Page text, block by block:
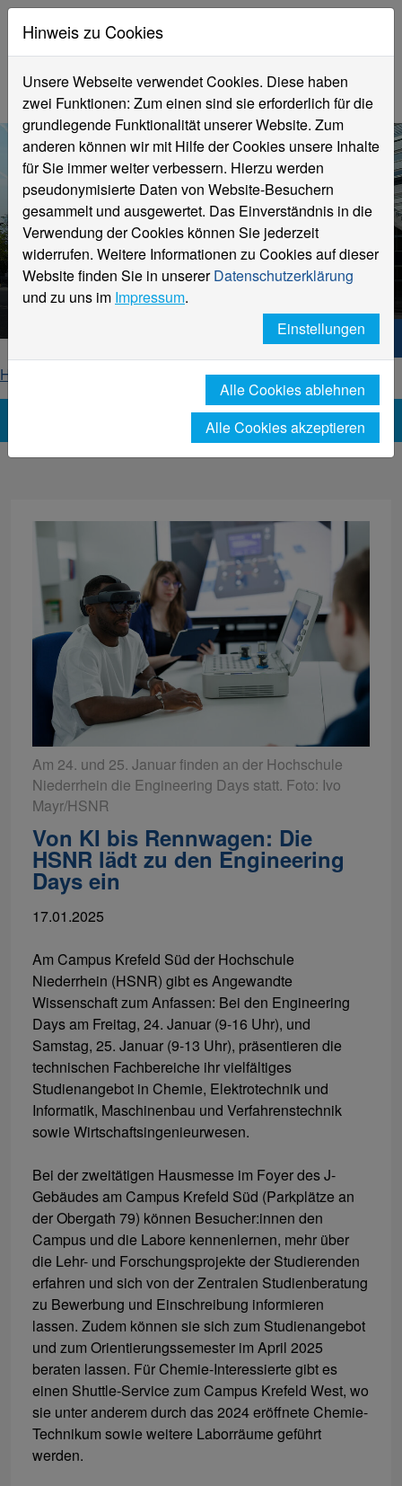
Aktuelle Meldungen
Hochschule Niederrhein
Hochschule Niederrhein. Dein Weg.
Home
News-Detailseite
Am 24. und 25. Januar finden an der Hochschule
Niederrhein die Engineering Days statt. Foto: Ivo
Mayr/HSNR
Von KI bis Rennwagen: Die
HSNR lädt zu den Engineering
Days ein
17.01.2025
Am Campus Krefeld Süd der Hochschule
Niederrhein (HSNR) gibt es Angewandte
Wissenschaft zum Anfassen: Bei den Engineering
Days am Freitag, 24. Januar (9-16 Uhr), und
Samstag, 25. Januar (9-13 Uhr), präsentieren die
technischen Fachbereiche ihr vielfältiges
Studienangebot in Chemie, Elektrotechnik und
Informatik, Maschinenbau und Verfahrenstechnik
sowie Wirtschaftsingenieurwesen.
Bei der zweitätigen Hausmesse im Foyer des J-
Gebäudes am Campus Krefeld Süd (Parkplätze an
der Obergath 79) können Besucher:innen den
Campus und die Labore kennenlernen, mehr über
die Lehr- und Forschungsprojekte der Studierenden
erfahren und sich von der Zentralen Studienberatung
zu Bewerbung und Einschreibung informieren
lassen. Zudem können sie sich zum Studienangebot
und zum Orientierungssemester im April 2025
beraten lassen. Für Chemie-Interessierte gibt es
einen Shuttle-Service zum Campus Krefeld West, wo
sie unter anderem durch das 2024 eröffnete Chemie-
Technikum sowie weitere Laborräume geführt
werden.
Hinweis zu Cookies
Unsere Webseite verwendet Cookies. Diese haben
zwei Funktionen: Zum einen sind sie erforderlich für die
grundlegende Funktionalität unserer Website. Zum
anderen können wir mit Hilfe der Cookies unsere Inhalte
für Sie immer weiter verbessern. Hierzu werden
pseudonymisierte Daten von Website-Besuchern
gesammelt und ausgewertet. Das Einverständnis in die
Verwendung der Cookies können Sie jederzeit
widerrufen. Weitere Informationen zu Cookies auf dieser
Website finden Sie in unsererDatenschutzerklärung
und zu uns im Impressum.
Einstellungen
Alle Cookies ablehnen
Alle Cookies akzeptieren